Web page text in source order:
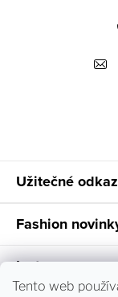
Tento web
Užitečné
Fashion
Instagram